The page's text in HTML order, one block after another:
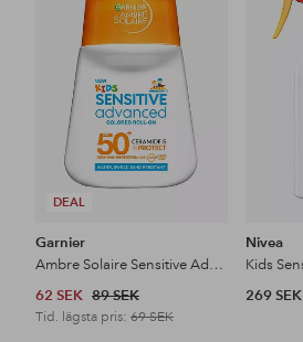
DEAL
Garnier
Ambre Solaire Sensitive Advanced Kids Roll-On SPF50+ 18 G
62 SEK 89 SEK
Tid. lägsta pris: 69 SEK
Nivea
269 SEK